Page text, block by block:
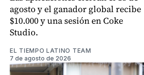
agosto y el ganador global recibe
$10.000 y una sesión en Coke
Studio.
EL TIEMPO LATINO TEAM
7 de agosto de 2026